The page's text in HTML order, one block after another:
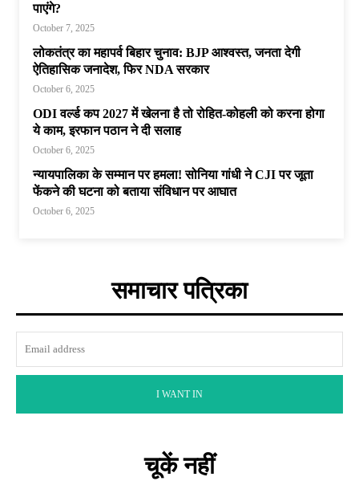
पाएंगे?
October 7, 2025
लोकतंत्र का महापर्व बिहार चुनाव: BJP आश्वस्त, जनता देगी
ऐतिहासिक जनादेश, फिर NDA सरकार
October 6, 2025
ODI वर्ल्ड कप 2027 में खेलना है तो रोहित-कोहली को करना होगा
ये काम, इरफान पठान ने दी सलाह
October 6, 2025
न्यायपालिका के सम्मान पर हमला! सोनिया गांधी ने CJI पर जूता
फेंकने की घटना को बताया संविधान पर आघात
October 6, 2025
समाचार पत्रिका
I WANT IN
चूकें नहीं